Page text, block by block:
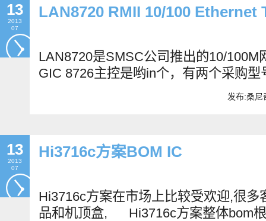
13
2013
07
LAN8720 RMII 10/100 Ethernet
LAN8720是SMSC公司推出的10/100M
GIC 8726主控是哟in个，有两个采购型
发布:桑尼
13
2013
07
Hi3716c方案BOM IC
Hi3716c方案在市场上比较受欢迎,很多
品和机顶盒, Hi3716c方案整体bom